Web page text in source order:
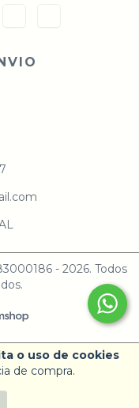
o uso de cookies
de compra.
- 2026. Todos